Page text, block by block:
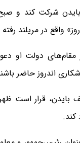
شرکت کند و
واقع در مریلند
اندروز حاضر
بایدن، قرار
کند.